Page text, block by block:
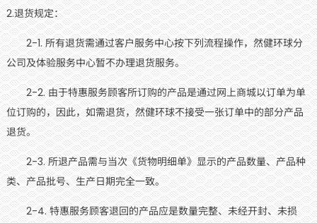
2.退货规定：
2-1. 所有退货需通过客户服务中心按下列流程操作，然健环球分
公司及体验服务中心暂不办理退货服务。
2-2. 由于特惠服务顾客所订购的产品是通过网上商城以订单为单
位订购的，因此，如需退货，然健环球不接受一张订单中的部分产品
退货。
2-3. 所退产品需与当次《货物明细单》显示的产品数量、产品种
类、产品批号、生产日期完全一致。
2-4. 特惠服务顾客退回的产品应是数量完整、未经开封、未损